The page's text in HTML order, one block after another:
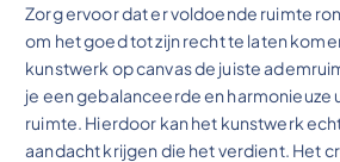
Zorg ervoor dat er voldoende ruimte
om het goed tot zijn recht te laten
kunstwerk op canvas de juiste
je een gebalanceerde en harmonieuze
ruimte. Hierdoor kan het kunstwerk
aandacht krijgen die het verdient. Het